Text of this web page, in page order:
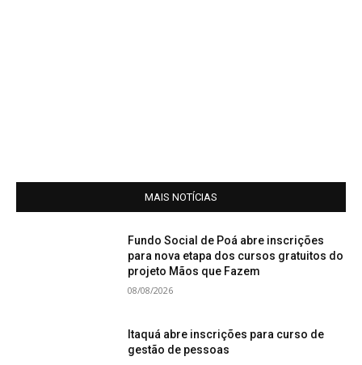
MAIS NOTÍCIAS
Fundo Social de Poá abre inscrições
para nova etapa dos cursos gratuitos do
projeto Mãos que Fazem
08/08/2026
Itaquá abre inscrições para curso de
gestão de pessoas